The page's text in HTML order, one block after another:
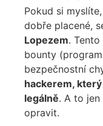
Pokud si
dobře placené,
Lopezem.
bounty
bezpečnostní
hackerem,
legálně. A to
opravit.